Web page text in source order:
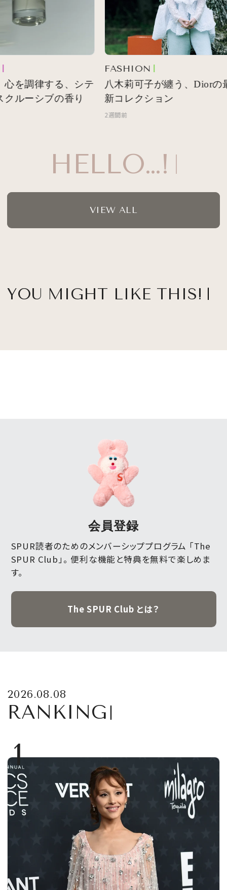
HELLO…!
を調律する、シテ
ルーシブの香り
FASHION
八木莉可子が纏う、Diorの最
新コレクション
2週間前
VIEW ALL
YOU MIGHT LIKE THIS!
会員登録
SPUR読者のためのメンバーシッププログラム 「The
SPUR Club」。 便利な機能と特典を無料で楽しめま
す。
The SPUR Club とは？
2026.08.08
RANKING
1